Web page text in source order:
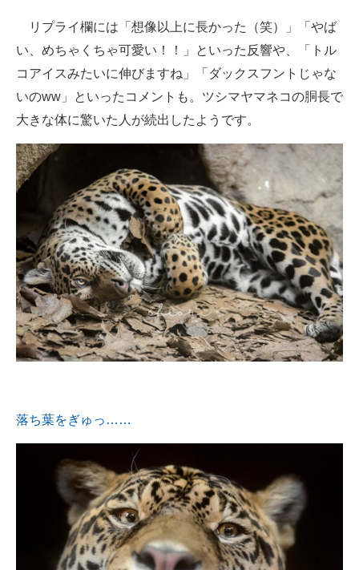
リプライ欄には「想像以上に長かった（笑）」「やば
い、めちゃくちゃ可愛い！！」といった反響や、「トル
コアイスみたいに伸びますね」「ダックスフントじゃな
いのww」といったコメントも。ツシマヤマネコの胴長で
大きな体に驚いた人が続出したようです。
落ち葉をぎゅっ……